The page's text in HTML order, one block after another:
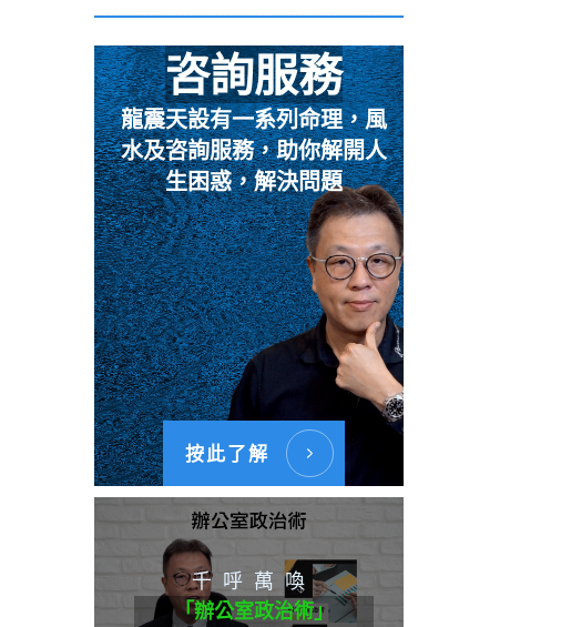
咨詢服務
龍震天設有一系列命理，風
水及咨詢服務，助你解開人
生困惑，解決問題
按此了解
千呼萬喚
「辦公室政治術」